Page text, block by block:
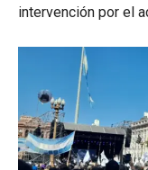
intervención por el